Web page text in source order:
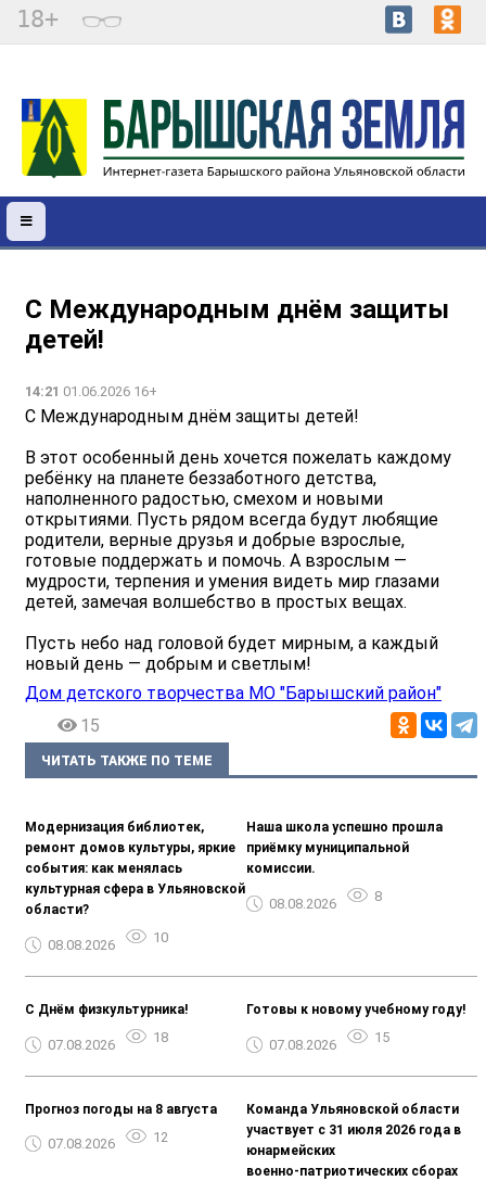
18+
С Международным днём защиты
детей!
14:21 01.06.2026 16+
С Международным днём защиты детей!
В этот особенный день хочется пожелать каждому
ребёнку на планете беззаботного детства,
наполненного радостью, смехом и новыми
открытиями. Пусть рядом всегда будут любящие
родители, верные друзья и добрые взрослые,
готовые поддержать и помочь. А взрослым —
мудрости, терпения и умения видеть мир глазами
детей, замечая волшебство в простых вещах.
Пусть небо над головой будет мирным, а каждый
новый день — добрым и светлым!
Дом детского творчества МО "Барышский район"
15
ЧИТАТЬ ТАКЖЕ ПО ТЕМЕ
Модернизация библиотек,
ремонт домов культуры, яркие
события: как менялась
культурная сфера в Ульяновской
области?
08.08.2026 10
Наша школа успешно прошла
приёмку муниципальной
комиссии.
08.08.2026 8
С Днём физкультурника!
07.08.2026 18
Готовы к новому учебному году!
07.08.2026 15
Прогноз погоды на 8 августа
07.08.2026 12
Команда Ульяновской области
участвует с 31 июля 2026 года в
юнармейских
военно‑патриотических сборах